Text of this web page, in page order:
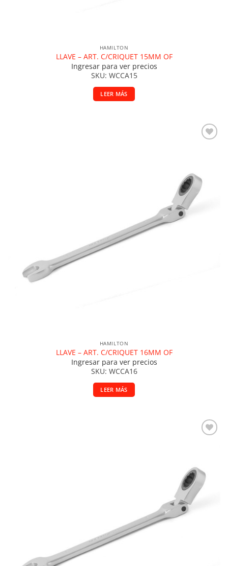
HAMILTON
LLAVE – ART. C/CRIQUET 15MM OF
Ingresar para ver precios
SKU: WCCA15
LEER MÁS
HAMILTON
LLAVE – ART. C/CRIQUET 16MM OF
Ingresar para ver precios
SKU: WCCA16
LEER MÁS